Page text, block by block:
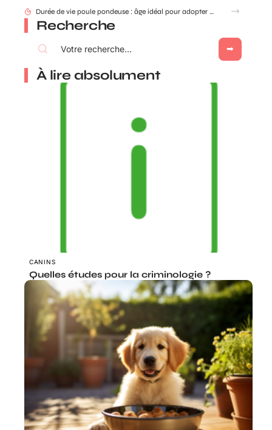
Durée de vie poule pondeuse : âge idéal pour adopter ou renouveler ?
Recherche
À lire absolument
CANINS
Quelles études pour la criminologie ?